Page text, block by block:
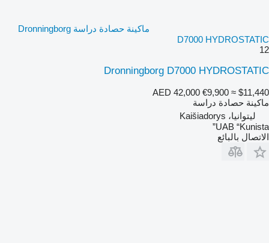
ماكينة حصادة دراسة Dronningborg
D7000 HYDROSTATIC
12
Dronningborg D7000 HYDROSTATIC
AED 42,000 €9,900 ≈ $11,440
ماكينة حصادة دراسة
ليتوانيا، Kaišiadorys
UAB “Kunista”
الاتصال بالبائع